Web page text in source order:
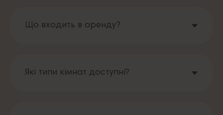
Що входить в оренду?
Які типи кімнат доступні?